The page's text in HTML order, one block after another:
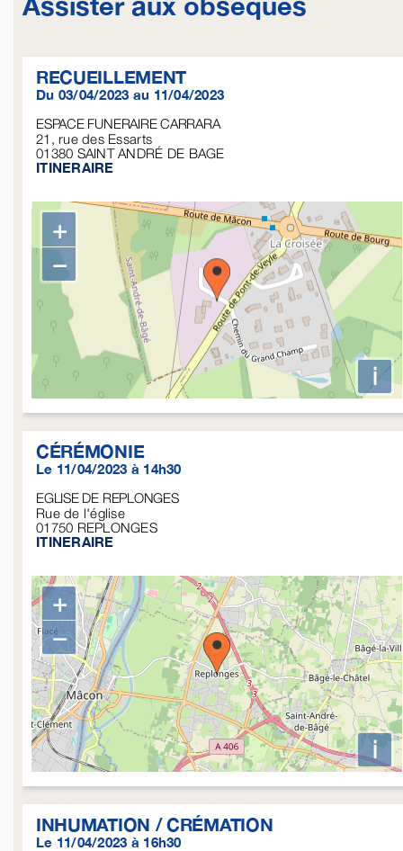
RECUEILLEMENT
Du 03/04/2023 au 11/04/2023
ESPACE FUNERAIRE CARRARA
21, rue des Essarts
01380 SAINT ANDRÉ DE BAGE
ITINERAIRE
+
−
i
CÉRÉMONIE
Le 11/04/2023 à 14h30
EGLISE DE REPLONGES
Rue de l'église
01750 REPLONGES
ITINERAIRE
+
−
i
INHUMATION / CRÉMATION
Le 11/04/2023 à 16h30